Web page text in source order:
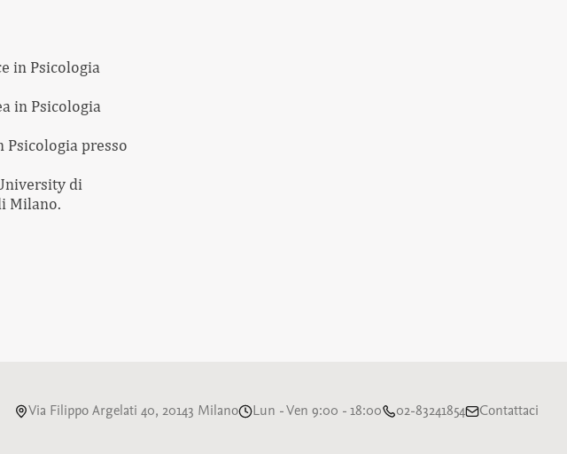
in Psicologia
in Psicologia
Psicologia presso
di
Milano.
Via Filippo Argelati 40, 20143 Milano Lun - Ven 9:00 - 18:00 02-83241854 Contattaci